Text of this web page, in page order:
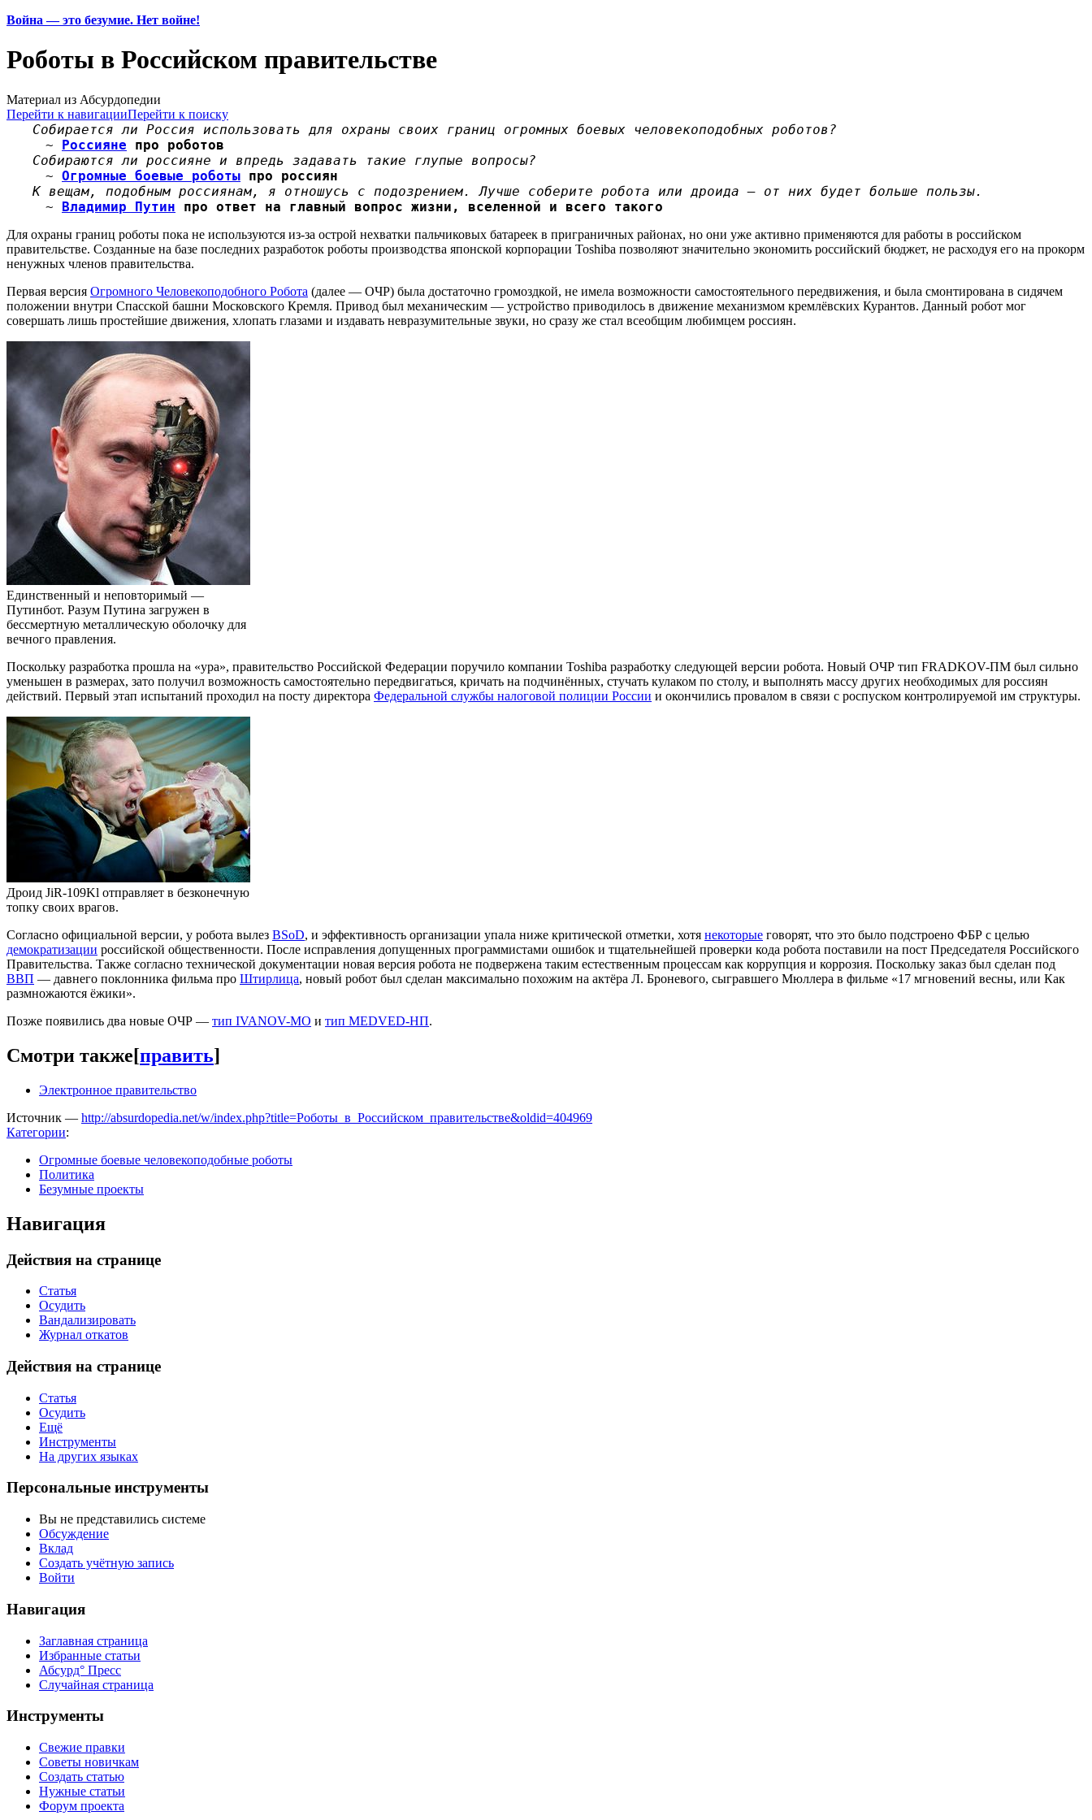
Война — это безумие. Нет войне!
Роботы в Российском правительстве
Материал из Абсурдопедии
Перейти к навигацииПерейти к поиску
Собирается ли Россия использовать для охраны своих границ огромных боевых человекоподобных роботов?
~ Россияне про роботов
Собираются ли россияне и впредь задавать такие глупые вопросы?
~ Огромные боевые роботы про россиян
К вещам, подобным россиянам, я отношусь с подозрением. Лучше соберите робота или дроида — от них будет больше пользы.
~ Владимир Путин про ответ на главный вопрос жизни, вселенной и всего такого
Для охраны границ роботы пока не используются из-за острой нехватки пальчиковых батареек в приграничных районах, но они уже активно применяются для работы в российском
правительстве. Созданные на базе последних разработок роботы производства японской корпорации Toshiba позволяют значительно экономить российский бюджет, не расходуя его на прокорм
ненужных членов правительства.
Первая версия Огромного Человекоподобного Робота (далее — ОЧР) была достаточно громоздкой, не имела возможности самостоятельного передвижения, и была смонтирована в сидячем
положении внутри Спасской башни Московского Кремля. Привод был механическим — устройство приводилось в движение механизмом кремлёвских Курантов. Данный робот мог
совершать лишь простейшие движения, хлопать глазами и издавать невразумительные звуки, но сразу же стал всеобщим любимцем россиян.
Единственный и неповторимый —
Путинбот. Разум Путина загружен в
бессмертную металлическую оболочку для
вечного правления.
Поскольку разработка прошла на «ура», правительство Российской Федерации поручило компании Toshiba разработку следующей версии робота. Новый ОЧР тип FRADKOV-ПМ был сильно
уменьшен в размерах, зато получил возможность самостоятельно передвигаться, кричать на подчинённых, стучать кулаком по столу, и выполнять массу других необходимых для россиян
действий. Первый этап испытаний проходил на посту директора Федеральной службы налоговой полиции России и окончились провалом в связи с роспуском контролируемой им структуры.
Дроид JiR-109Kl отправляет в безконечную
топку своих врагов.
Согласно официальной версии, у робота вылез BSoD, и эффективность организации упала ниже критической отметки, хотя некоторые говорят, что это было подстроено ФБР с целью
демократизации российской общественности. После исправления допущенных программистами ошибок и тщательнейшей проверки кода робота поставили на пост Председателя Российского
Правительства. Также согласно технической документации новая версия робота не подвержена таким естественным процессам как коррупция и коррозия. Поскольку заказ был сделан под
ВВП — давнего поклонника фильма про Штирлица, новый робот был сделан максимально похожим на актёра Л. Броневого, сыгравшего Мюллера в фильме «17 мгновений весны, или Как
размножаются ёжики».
Позже появились два новые ОЧР — тип IVANOV-МО и тип MEDVED-НП.
Смотри также[править]
Электронное правительство
Источник — http://absurdopedia.net/w/index.php?title=Роботы_в_Российском_правительстве&oldid=404969
Категории:
Огромные боевые человекоподобные роботы
Политика
Безумные проекты
Навигация
Действия на странице
Статья
Осудить
Вандализировать
Журнал откатов
Действия на странице
Статья
Осудить
Ещё
Инструменты
На других языках
Персональные инструменты
Вы не представились системе
Обсуждение
Вклад
Создать учётную запись
Войти
Навигация
Заглавная страница
Избранные статьи
Абсурд° Пресс
Случайная страница
Инструменты
Свежие правки
Советы новичкам
Создать статью
Нужные статьи
Форум проекта